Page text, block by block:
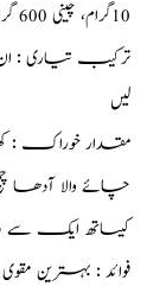
10گرام، چینی 600 گرام
ترکیب تیاری :
لیں
چائے والا آدھا
کیساتھ ایک سے دو
فوائد : بہترین